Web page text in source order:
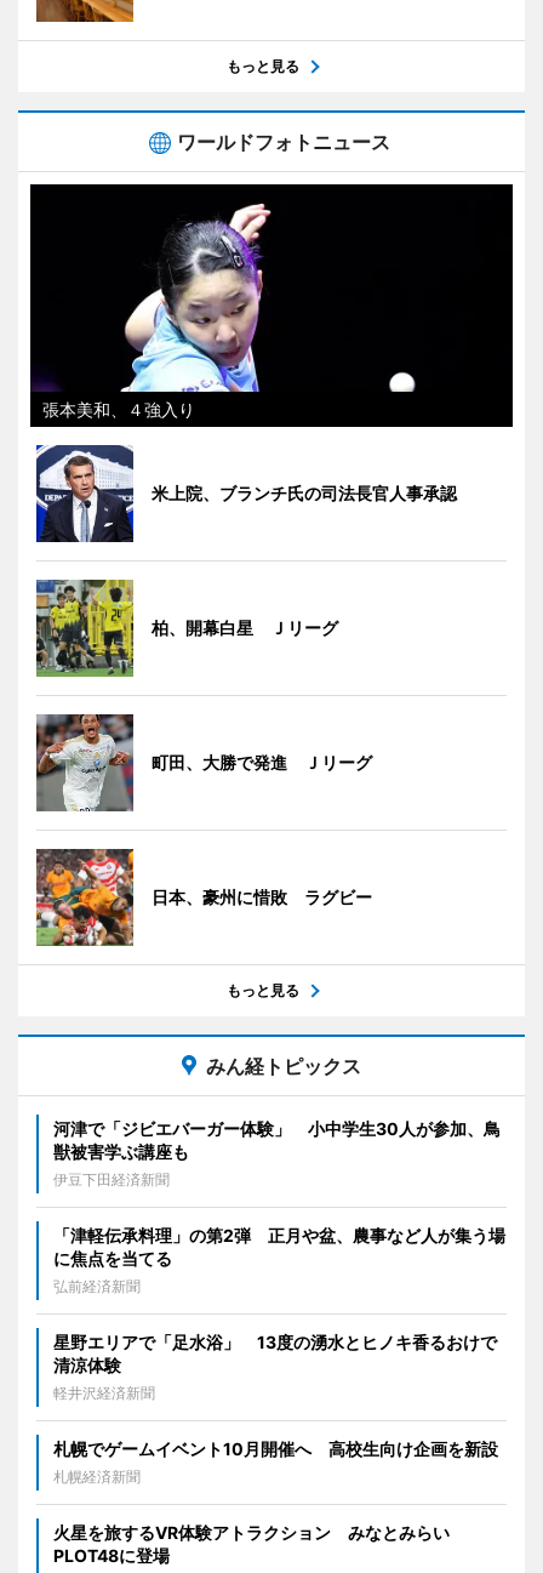
もっと見る
ワールドフォトニュース
張本美和、４強入り
米上院、ブランチ氏の司法長官人事承認
柏、開幕白星 Ｊリーグ
町田、大勝で発進 Ｊリーグ
日本、豪州に惜敗 ラグビー
もっと見る
みん経トピックス
河津で「ジビエバーガー体験」 小中学生30人が参加、鳥
獣被害学ぶ講座も
伊豆下田経済新聞
「津軽伝承料理」の第2弾 正月や盆、農事など人が集う場
に焦点を当てる
弘前経済新聞
星野エリアで「足水浴」 13度の湧水とヒノキ香るおけで
清涼体験
軽井沢経済新聞
札幌でゲームイベント10月開催へ 高校生向け企画を新設
札幌経済新聞
火星を旅するVR体験アトラクション みなとみらい
PLOT48に登場